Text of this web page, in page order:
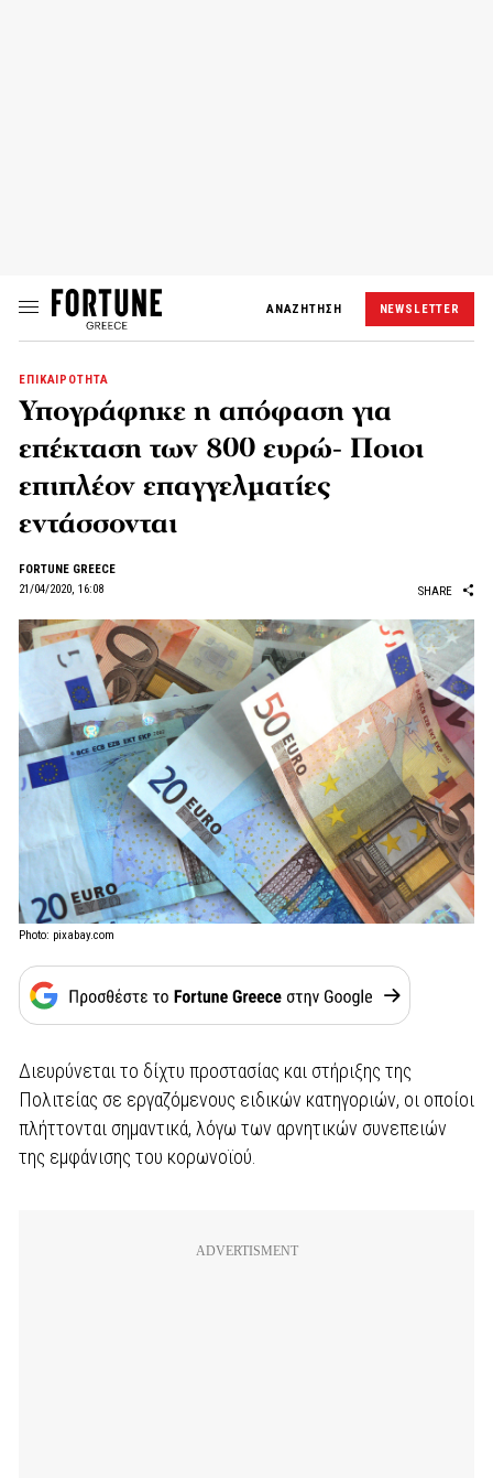
ΑΝΑΖΗΤΗΣΗ NEWSLETTER
ΕΠΙΚΑΙΡΟΤΗΤΑ
Υπογράφηκε η απόφαση για
επέκταση των 800 ευρώ- Ποιοι
επιπλέον επαγγελματίες
εντάσσονται
FORTUNE GREECE
21/04/2020, 16:08
SHARE
Photo: pixabay.com
Διευρύνεται το δίχτυ προστασίας και στήριξης της
Πολιτείας σε εργαζόμενους ειδικών κατηγοριών, οι οποίοι
πλήττονται σημαντικά, λόγω των αρνητικών συνεπειών
της εμφάνισης του κορωνοϊού.